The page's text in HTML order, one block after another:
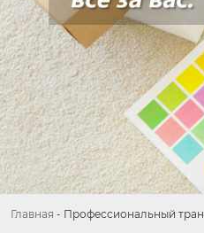
Главная - Профессиональный